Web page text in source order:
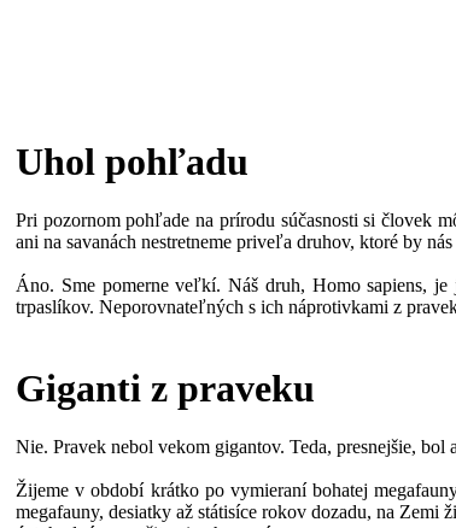
Uhol pohľadu
Pri pozornom pohľade na prírodu súčasnosti si človek
ani na savanách nestretneme priveľa druhov, ktoré by
Áno. Sme pomerne veľkí. Náš druh, Homo sapiens,
trpaslíkov. Neporovnateľných s ich náprotivkami z
Giganti z praveku
Nie. Pravek nebol vekom gigantov. Teda, presnejšie, bol
Žijeme v období krátko po vymieraní bohatej
megafauny, desiatky až státisíce rokov dozadu, na